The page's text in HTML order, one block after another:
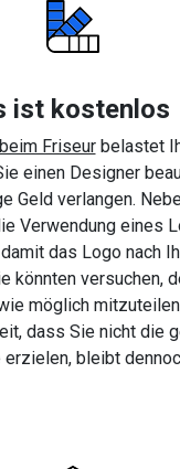
ist kostenlos
Friseurbelastet
einen Designer
Geld verlangen.
Verwendung eines
das Logo nach
könnten versuchen,
möglich
dass Sie nicht die
bleibt